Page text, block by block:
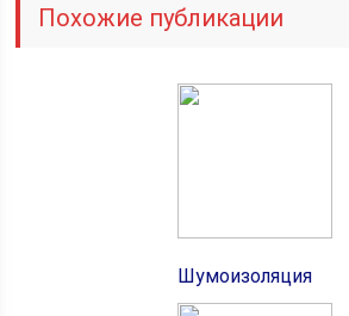
Похожие публикации
Шумоизоляция